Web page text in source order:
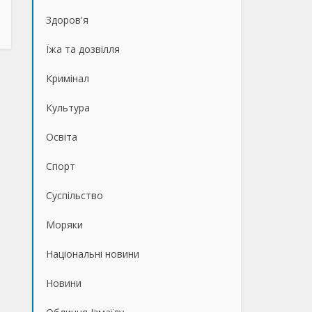
Здоров'я
Їжа та дозвілля
Кримінал
Культура
Освіта
Спорт
Суспільство
Моряки
Національні новини
Новини